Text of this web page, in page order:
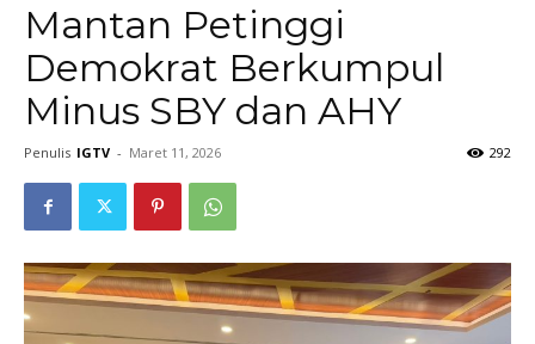
Mantan Petinggi
Demokrat Berkumpul
Minus SBY dan AHY
Penulis IGTV - Maret 11, 2026 292